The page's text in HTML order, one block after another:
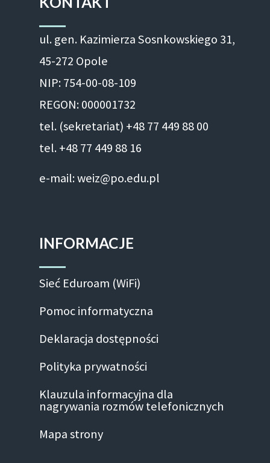
ul. gen. Kazimierza Sosnkowskiego 31,
45-272 Opole
NIP: 754-00-08-109
REGON: 000001732
tel. (sekretariat) +48 77 449 88 00
tel. +48 77 449 88 16
e-mail: weiz@po.edu.pl
INFORMACJE
Sieć Eduroam (WiFi)
Pomoc informatyczna
Deklaracja dostępności
Polityka prywatności
Klauzula informacyjna dla
nagrywania rozmów telefonicznych
Mapa strony